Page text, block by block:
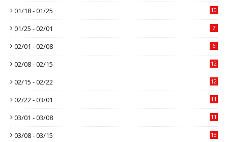
01/18 - 01/25 10
01/25 - 02/01 7
02/01 - 02/08 6
02/08 - 02/15 12
02/15 - 02/22 12
02/22 - 03/01 11
03/01 - 03/08 11
03/08 - 03/15 13